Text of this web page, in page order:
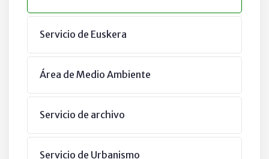
Servicio de Euskera
Área de Medio Ambiente
Servicio de archivo
Servicio de Urbanismo